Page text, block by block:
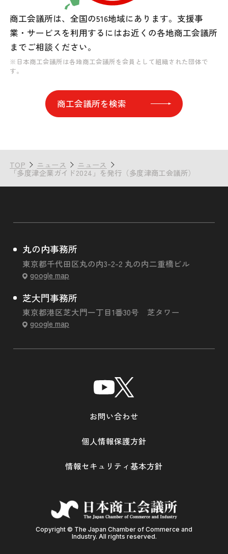
商工会議所は、全国の516地域にあります。 支援事
業・サービスを利用するにはお近くの各地商工会議所
までご相談ください。
※日本商工会議所は各地商工会議所を会員として組織された団体で
す。
商工会議所を検索
TOP ニュース ニュース
「多度津企業ガイド2024」を発行（多度津商工会議所）
丸の内事務所
東京都千代田区丸の内3-2-2 丸の内二重橋ビル
google map
芝大門事務所
東京都港区芝大門一丁目1番30号 芝タワー
google map
Copyright © The Japan Chamber of Commerce and
Industry. All rights reserved.
お問い合わせ
個人情報保護方針
情報セキュリティ基本方針